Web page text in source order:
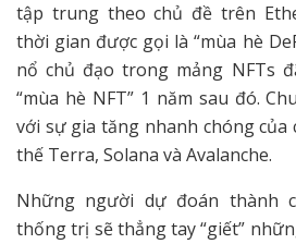
tập trung theo chủ đề trên
thời gian được gọi là “mùa hè
nổ chủ đạo trong mảng NFTs
“mùa hè NFT” 1 năm sau đó.
với sự gia tăng nhanh chóng của
thế Terra, Solana và Avalanche.
Những người dự đoán thành
thống trị sẽ thẳng tay “giết”